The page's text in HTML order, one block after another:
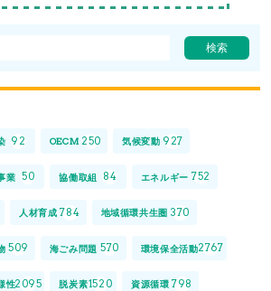
92 OECM 250 気候変動 927
業 50 協働取組 84 エネルギー 752
人材育成 784 地域循環共生圏 370
509 海ごみ問題 570 環境保全活動2767
性2095 脱炭素1520 資源循環 798